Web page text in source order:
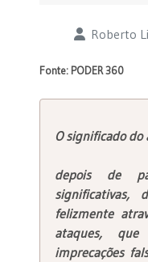
Detalhes Roberto
Fonte: PODER 360
O significado do
depois de
significativas,
felizmente
ataques,
imprecações